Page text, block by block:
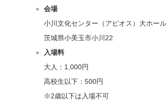
会場
小川文化センター（アピオス）大ホール
茨城県小美玉市小川22
入場料
大人：1,000円
高校生以下：500円
※2歳以下は入場不可